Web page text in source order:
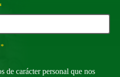
*Campo obligatorio
de carácter personal que nos